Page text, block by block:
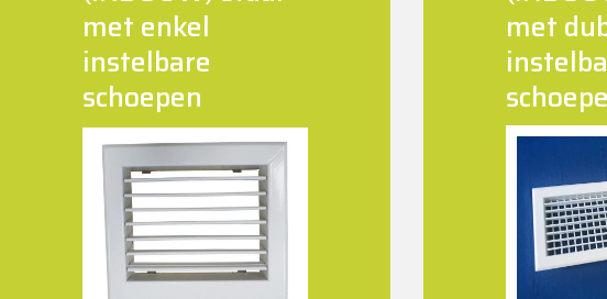
met enkel
instelbare
schoepen
met